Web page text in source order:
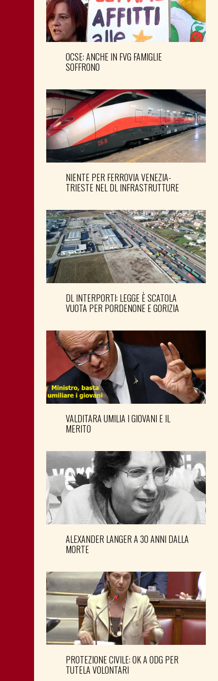
OCSE: ANCHE IN FVG FAMIGLIE
SOFFRONO
NIENTE PER FERROVIA VENEZIA-
TRIESTE NEL DL INFRASTRUTTURE
DL INTERPORTI: LEGGE È SCATOLA
VUOTA PER PORDENONE E GORIZIA
VALDITARA UMILIA I GIOVANI E IL
MERITO
ALEXANDER LANGER A 30 ANNI DALLA
MORTE
PROTEZIONE CIVILE: OK A ODG PER
TUTELA VOLONTARI